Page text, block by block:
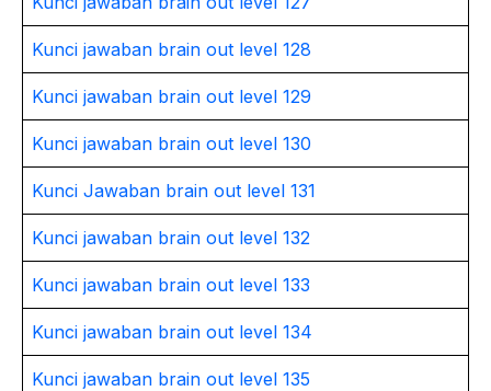
Kunci jawaban brain out level 128
Kunci jawaban brain out level 129
Kunci jawaban brain out level 130
Kunci Jawaban brain out level 131
Kunci jawaban brain out level 132
Kunci jawaban brain out level 133
Kunci jawaban brain out level 134
Kunci jawaban brain out level 135